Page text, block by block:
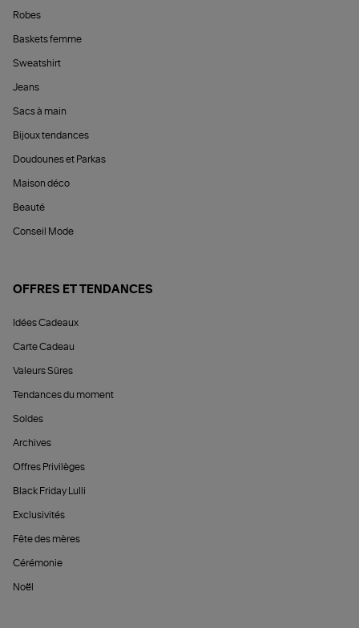
Robes
Baskets femme
Sweatshirt
Jeans
Sacs à main
Bijoux tendances
Doudounes et Parkas
Maison déco
Beauté
Conseil Mode
OFFRES ET TENDANCES
Idées Cadeaux
Carte Cadeau
Valeurs Sûres
Tendances du moment
Soldes
Archives
Offres Privilèges
Black Friday Lulli
Exclusivités
Fête des mères
Cérémonie
Noël